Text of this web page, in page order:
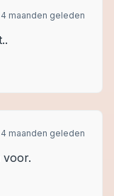
4 maanden geleden
4 maanden geleden
voor.